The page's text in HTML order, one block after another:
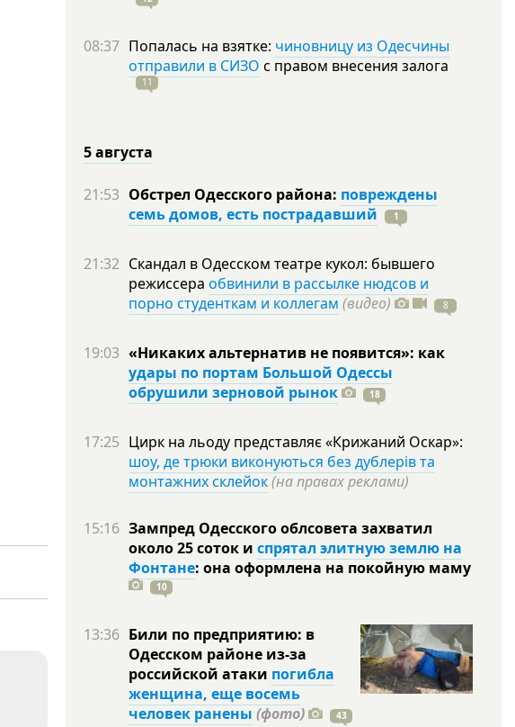
08:37 Попалась на взятке: чиновницу из Одесчины
отправили в СИЗО с правом внесения залога
11
5 августа
21:53 Обстрел Одесского района: повреждены
семь домов, есть пострадавший
1
21:32 Скандал в Одесском театре кукол: бывшего
режиссера обвинили в рассылке нюдсов и
порно студенткам и коллегам (видео) 8
19:03 «Никаких альтернатив не появится»: как
удары по портам Большой Одессы
обрушили зерновой рынок
18
17:25 Цирк на льоду представляє «Крижаний Оскар»:
шоу, де трюки виконуються без дублерів та
монтажних склейок(на правах реклами)
15:16 Зампред Одесского облсовета захватил
около 25 соток и спрятал элитную землю на
Фонтане: она оформлена на покойную маму
10
13:36 Били по предприятию: в
Одесском районе из-за
российской атаки погибла
женщина, еще восемь
человек ранены (фото) 43